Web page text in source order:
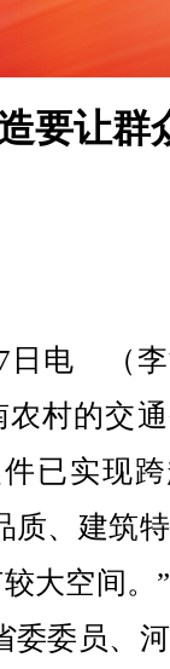
要让群
电 （李
农村的交
已实现
质、建筑
大空间。
委委员、